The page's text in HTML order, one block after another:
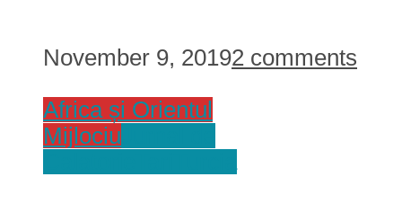
November 9, 20192 comments
Africa și Orientul
Mijlociu